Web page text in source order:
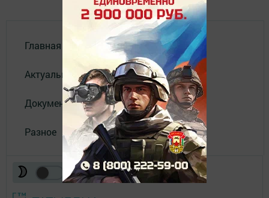
Главная
Актуальное видео
Документы
Разное